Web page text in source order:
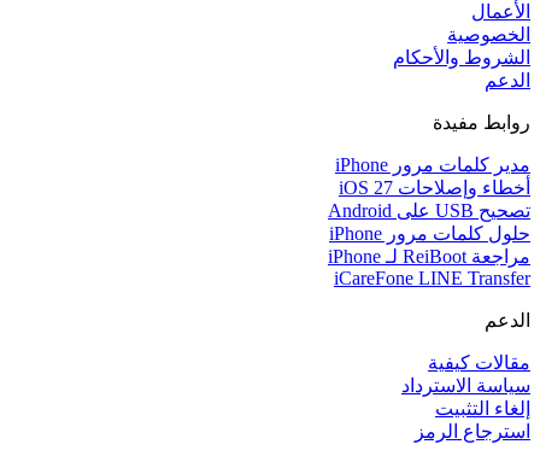
الأعمال
الخصوصية
الشروط والأحكام
الدعم
روابط مفيدة
مدير كلمات مرور iPhone
أخطاء وإصلاحات iOS 27
تصحيح USB على Android
حلول كلمات مرور iPhone
مراجعة ReiBoot لـ iPhone
iCareFone LINE Transfer
الدعم
مقالات كيفية
سياسة الاسترداد
إلغاء التثبيت
استرجاع الرمز